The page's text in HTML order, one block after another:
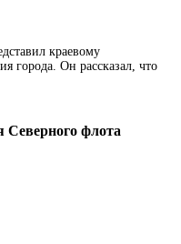
краевому
города. Он рассказал, что
Северного флота